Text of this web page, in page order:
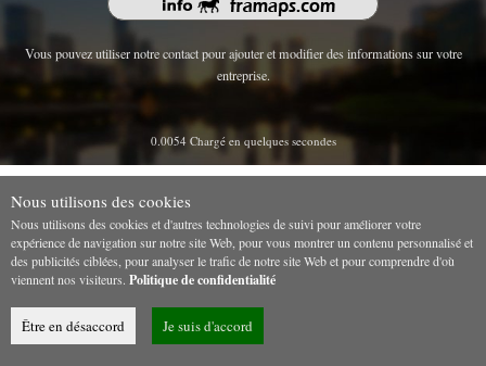
Vous pouvez utiliser notre contact pour ajouter et modifier des informations sur votre
entreprise.
0.0054 Chargé en quelques secondes
Nous utilisons des cookies
Nous utilisons des cookies et d'autres technologies de suivi pour améliorer votre
expérience de navigation sur notre site Web, pour vous montrer un contenu personnalisé et
des publicités ciblées, pour analyser le trafic de notre site Web et pour comprendre d'où
viennent nos visiteurs. Politique de confidentialité
Être en désaccord Je suis d'accord